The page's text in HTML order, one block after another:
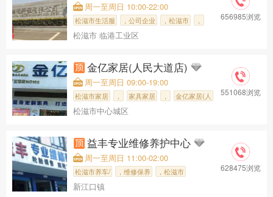
周一至周日 10:00-22:00
松滋市生活服 ，公司企业 ，松滋市 ，
松滋市 临港工业区
656985浏览
金亿家居(人民大道店)
周一至周日 09:00-19:00
松滋市家居 ， 家具家居 ， 金亿家居(人
松滋市中心城区
551068浏览
益丰专业维修养护中心
周一至周日 11:00-02:00
松滋市养车/ ，维修保养 ，松滋市
新江口镇
628475浏览